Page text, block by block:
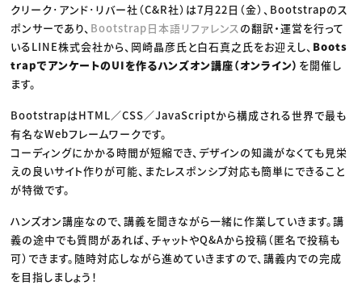
クリエイターインタビュー
C＆R Magazine
ニュース・トレンド トップ
Web
映像
ゲーム・エンタメ
広告
出版
CREATIVE VILLAGEからのお知らせ
プロフェッショナル×つながる×メディア
クリーク･アンド･リバー社（C&R社）は7月22日（金）、Bootstrapのス
ポンサーであり、 Bootstrap日本語リファレンス の翻訳・運営を行って
いるLINE株式会社から、岡崎晶彦氏と白石真之氏をお迎えし、 Boots
trapでアンケートのUIを作るハンズオン講座（オンライン） を開催し
ます。
BootstrapはHTML／CSS／JavaScriptから構成される世界で最も
有名なWebフレームワークです。
コーディングにかかる時間が短縮でき、デザインの知識がなくても見栄
えの良いサイト作りが可能、またレスポンシブ対応も簡単にできること
が特徴です。
ハンズオン講座なので、講義を聞きながら一緒に作業していきます。講
義の途中でも質問があれば、チャットやQ&Aから投稿（匿名で投稿も
可）できます。随時対応しながら進めていきますので、講義内での完成
を目指しましょう！